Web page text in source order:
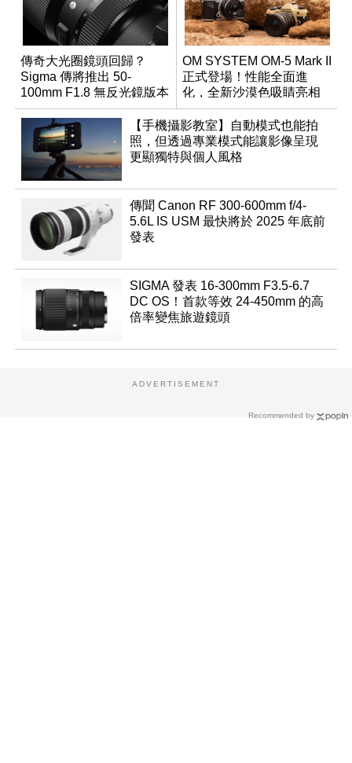
傳奇大光圈鏡頭回歸？
Sigma 傳將推出 50-
100mm F1.8 無反光鏡版本
OM SYSTEM OM-5 Mark II
正式登場！性能全面進
化，全新沙漠色吸睛亮相
【手機攝影教室】自動模式也能拍
照，但透過專業模式能讓影像呈現
更顯獨特與個人風格
傳聞 Canon RF 300-600mm f/4-
5.6L IS USM 最快將於 2025 年底前
發表
SIGMA 發表 16-300mm F3.5-6.7
DC OS！首款等效 24-450mm 的高
倍率變焦旅遊鏡頭
Recommended by
ADVERTISEMENT